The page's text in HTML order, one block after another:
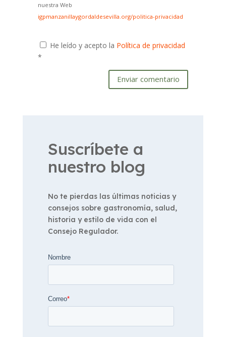
nuestra Web
igpmanzanillaygordaldesevilla.org/politica-privacidad
He leído y acepto la Política de privacidad
*
Enviar comentario
Suscríbete a
nuestro blog
No te pierdas las últimas noticias y
consejos sobre gastronomía, salud,
historia y estilo de vida con el
Consejo Regulador.